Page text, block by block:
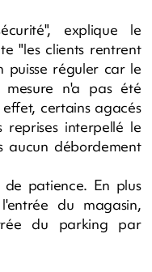
explique le
"les clients rentrent
puisse réguler car le
n'a pas été
certains agacés
interpellé le
aucun débordement
patience. En plus
du magasin,
du parking par